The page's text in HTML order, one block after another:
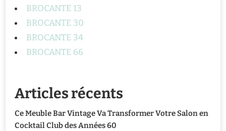
BROCANTE 13
BROCANTE 30
BROCANTE 34
BROCANTE 66
Articles récents
Ce Meuble Bar Vintage Va Transformer Votre Salon en
Cocktail Club des Années 60